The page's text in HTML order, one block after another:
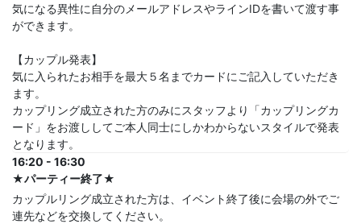
気になる異性に自分のメールアドレスやラインIDを書いて渡す事
ができます。
【カップル発表】
気に入られたお相手を最大５名までカードにご記入していただき
ます。
カップリング成立された方のみにスタッフより「カップリングカ
ード」をお渡ししてご本人同士にしかわからないスタイルで発表
となります。
16:20 - 16:30
★パーティー終了★
カップルリング成立された方は、イベント終了後に会場の外でご
連先などを交換してください。